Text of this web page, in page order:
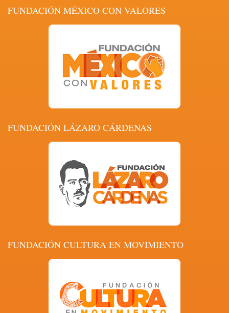
FUNDACIÓN MÉXICO CON VALORES
FUNDACIÓN LÁZARO CÁRDENAS
FUNDACIÓN CULTURA EN MOVIMIENTO